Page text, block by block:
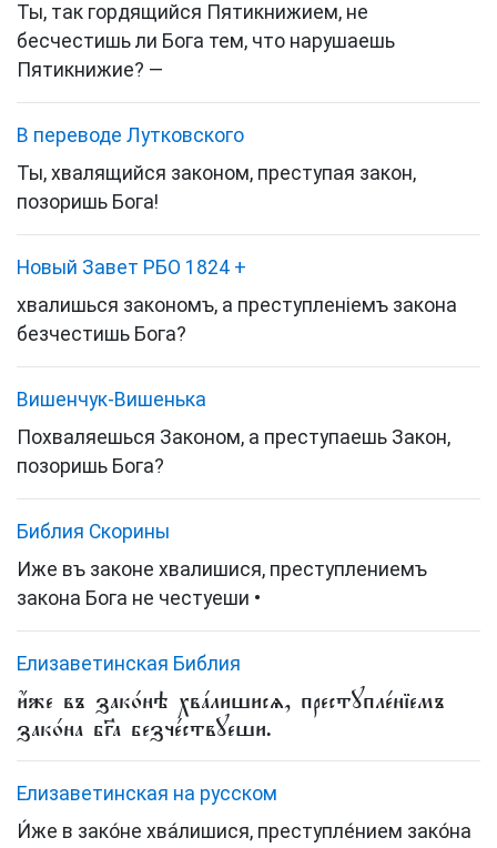
Ты, так гордящийся Пятикнижием, не
бесчестишь ли Бога тем, что нарушаешь
Пятикнижие? —
В переводе Лутковского
Ты, хвалящийся законом, преступая закон,
позоришь Бога!
Новый Завет РБО 1824 +
хвалишься закономъ, а преступленіемъ закона
безчестишь Бога?
Вишенчук-Вишенька
Похваляешься Законом, а преступаешь Закон,
позоришь Бога?
Библия Скорины
Иже въ законе хвалишися, преступлениемъ
закона Бога не честуеши •
Елизаветинская Библия
и҆́же въ зако́нѣ хва́лишисѧ, престꙋпле́нїемъ
зако́на бг҃а безче́ствꙋеши.
Елизаветинская на русском
И́же в зако́не хва́лишися, преступле́нием зако́на